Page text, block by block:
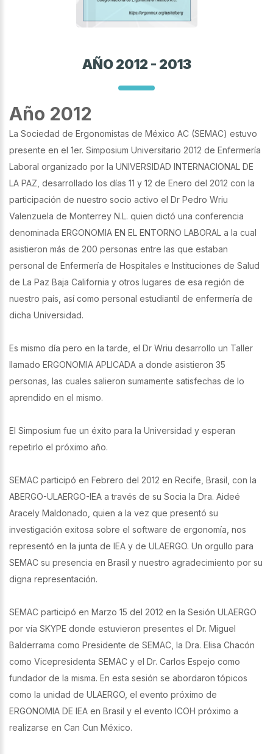
AÑO 2012 - 2013
Año 2012
La Sociedad de Ergonomistas de México AC (SEMAC) estuvo
presente en el 1er. Simposium Universitario 2012 de Enfermería
Laboral organizado por la UNIVERSIDAD INTERNACIONAL DE
LA PAZ, desarrollado los días 11 y 12 de Enero del 2012 con la
participación de nuestro socio activo el Dr Pedro Wriu
Valenzuela de Monterrey N.L. quien dictó una conferencia
denominada ERGONOMIA EN EL ENTORNO LABORAL a la cual
asistieron más de 200 personas entre las que estaban
personal de Enfermería de Hospitales e Instituciones de Salud
de La Paz Baja California y otros lugares de esa región de
nuestro país, así como personal estudiantil de enfermería de
dicha Universidad.
Es mismo día pero en la tarde, el Dr Wriu desarrollo un Taller
llamado ERGONOMIA APLICADA a donde asistieron 35
personas, las cuales salieron sumamente satisfechas de lo
aprendido en el mismo.
El Simposium fue un éxito para la Universidad y esperan
repetirlo el próximo año.
SEMAC participó en Febrero del 2012 en Recife, Brasil, con la
ABERGO-ULAERGO-IEA a través de su Socia la Dra. Aideé
Aracely Maldonado, quien a la vez que presentó su
investigación exitosa sobre el software de ergonomía, nos
representó en la junta de IEA y de ULAERGO. Un orgullo para
SEMAC su presencia en Brasil y nuestro agradecimiento por su
digna representación.
SEMAC participó en Marzo 15 del 2012 en la Sesión ULAERGO
por vía SKYPE donde estuvieron presentes el Dr. Miguel
Balderrama como Presidente de SEMAC, la Dra. Elisa Chacón
como Vicepresidenta SEMAC y el Dr. Carlos Espejo como
fundador de la misma. En esta sesión se abordaron tópicos
como la unidad de ULAERGO, el evento próximo de
ERGONOMIA DE IEA en Brasil y el evento ICOH próximo a
realizarse en Can Cun México.